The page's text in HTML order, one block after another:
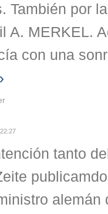
También por
A. MERKEL.
con una
tanto
alemán